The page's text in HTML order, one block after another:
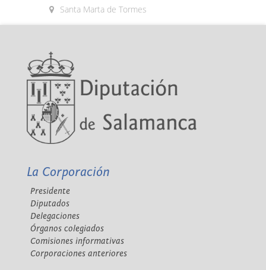
Santa Marta de Tormes
La Corporación
Presidente
Diputados
Delegaciones
Órganos colegiados
Comisiones informativas
Corporaciones anteriores